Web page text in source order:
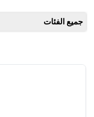
جميع الفئات